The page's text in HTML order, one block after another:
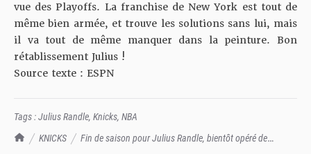
TrashTalk Actu NBA
KNICKS
Fin de saison pour Julius Randle, bientôt opéré de
vue des Playoffs. La franchise de New York est tout de
même bien armée, et trouve les solutions sans lui, mais
il va tout de même manquer dans la peinture. Bon
rétablissement Julius !
Source texte : ESPN
Tags :Julius Randle, Knicks, NBA